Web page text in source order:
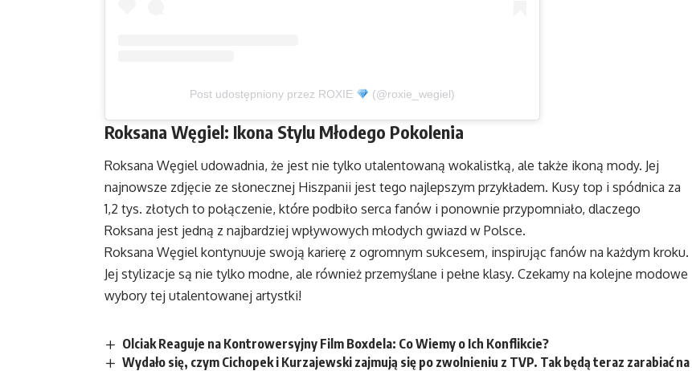
Post udostępniony przez ROXIE (@roxie_wegiel)
Roksana Węgiel: Ikona Stylu Młodego Pokolenia
Roksana Węgiel udowadnia, że jest nie tylko utalentowaną wokalistką, ale także ikoną mody. Jej
najnowsze zdjęcie ze słonecznej Hiszpanii jest tego najlepszym przykładem. Kusy top i spódnica za
1,2 tys. złotych to połączenie, które podbiło serca fanów i ponownie przypomniało, dlaczego
Roksana jest jedną z najbardziej wpływowych młodych gwiazd w Polsce.
Roksana Węgiel kontynuuje swoją karierę z ogromnym sukcesem, inspirując fanów na każdym kroku.
Jej stylizacje są nie tylko modne, ale również przemyślane i pełne klasy. Czekamy na kolejne modowe
wybory tej utalentowanej artystki!
Olciak Reaguje na Kontrowersyjny Film Boxdela: Co Wiemy o Ich Konflikcie?
Wydało się, czym Cichopek i Kurzajewski zajmują się po zwolnieniu z TVP. Tak będą teraz zarabiać na